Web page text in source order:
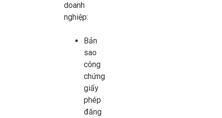
doanh
nghiệp:
Bản
sao
công
chứng
giấy
phép
đăng